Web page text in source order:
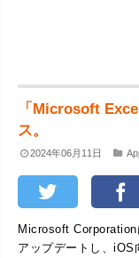
「Microsoft
ス。
2024年06月11日
Microsoft
アップデートし、iOS